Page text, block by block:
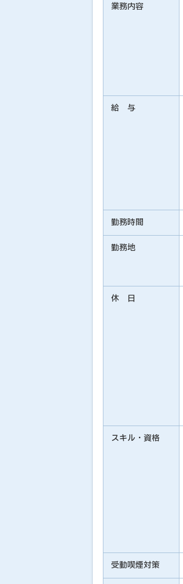
業務内容
給 与
勤務時間
勤務地
休 日
スキル・資格
受動喫煙対策